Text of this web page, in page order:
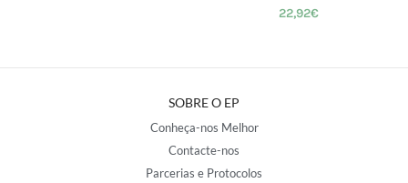
22,92€
SOBRE O EP
Conheça-nos Melhor
Contacte-nos
Parcerias e Protocolos